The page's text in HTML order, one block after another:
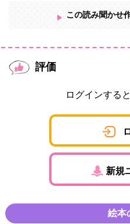
この読み聞かせ
評価
ログインする
新規
絵本